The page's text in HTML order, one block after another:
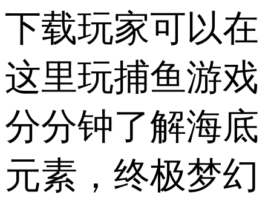
下载玩家可以在
这里玩捕鱼游戏
分分钟了解海底
元素，终极梦幻